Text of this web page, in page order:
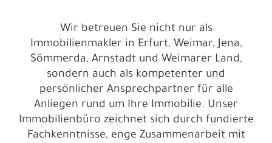
Wir betreuen Sie nicht nur als
Immobilienmakler in Erfurt, Weimar, Jena,
Sömmerda, Arnstadt und Weimarer Land,
sondern auch als kompetenter und
persönlicher Ansprechpartner für alle
Anliegen rund um Ihre Immobilie. Unser
Immobilienbüro zeichnet sich durch fundierte
Fachkenntnisse, enge Zusammenarbeit mit